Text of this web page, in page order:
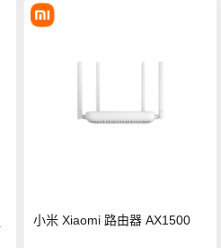
小米 Xiaomi 路由器 AX1500